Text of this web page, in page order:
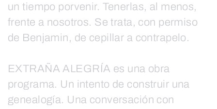
un tiempo porvenir. Tenerlas, al menos,
frente a nosotros. Se trata, con permiso
de Benjamin, de cepillar a contrapelo.
EXTRAÑA ALEGRÍA es una obra
programa. Un intento de construir una
genealogía. Una conversación con